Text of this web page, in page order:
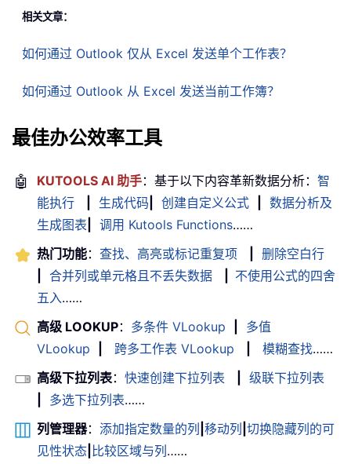
相关文章：
如何通过 Outlook 仅从 Excel 发送单个工作表？
如何通过 Outlook 从 Excel 发送当前工作簿？
最佳办公效率工具
🤖 KUTOOLS AI 助手：基于以下内容革新数据分析： 智
能执行
生成代码 创建自定义公式
数据分析及
生成图表
调用 Kutools Functions……
热门功能： 查找、高亮或标记重复项
删除空白行
合并列或单元格且不丢失数据
不使用公式的四舍
五入……
高级 LOOKUP： 多条件 VLookup
多值
VLookup
跨多工作表 VLookup 模糊查找……
高级下拉列表： 快速创建下拉列表
级联下拉列表
多选下拉列表……
列管理器： 添加指定数量的列 移动列 切换隐藏列的可
见性状态 比较区域与列 ……